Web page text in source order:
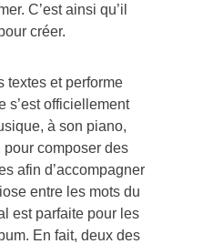
C’est ainsi qu’il
créer.
textes et performe
s’est officiellement
à son piano,
composer des
afin d’accompagner
entre les mots du
est parfaite pour les
En fait, deux des